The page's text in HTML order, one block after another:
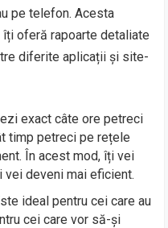
pe telefon. Acesta
oferă rapoarte detaliate
diferite aplicații și site-
exact câte ore petreci
timp petreci pe rețele
În acest mod, îți vei
vei deveni mai eficient.
ideal pentru cei care au
cei care vor să-și